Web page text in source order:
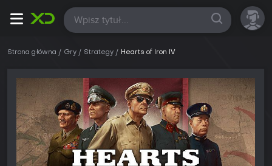
Wszystkie
Strona główna Gry Strategy Hearts of Iron IV